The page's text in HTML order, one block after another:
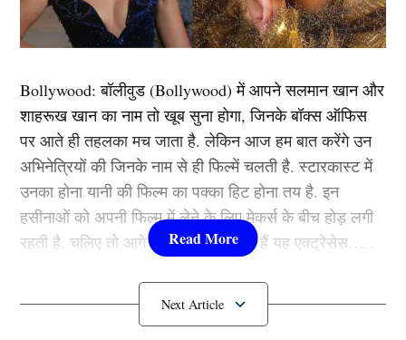
आपको बताते चलें कि इसी मैच का एक वीडियो सोशल मीडिया पर
वायरल हो रहा है। जिसमें रॉयल्स के फील्डर ने स्पिनर गेंदबाज
युजवेंद्र चहल (Yuzvendra Chahal) की गेंद पर मिसफिल्डिंग
कर दी। जिस पर चहल का गुस्सा फूट पड़ा और वो उधर ही
तिलमिला गए। इसी कड़ी में युजवेंद्र उस फिल्डर को गंदी-गंदी
गालियां देते हुए भी कैमरे में कैद हो गए।
युजवेंद्र चहल (Yuzvendra Chahal) की तिलमिलाहट का
अंदाजा आप वायरल वीडियो को देख कर भी लगा सकते है। वहीं
अवगत करवाते चलें कि यह दृश्य लखनऊ की पारी के सातवें ओवर
के दौरान की है। इस दौरान राजस्थान रॉयल्स के सबसे बेहतरीन
गेंदबाज युजवेंद्र चहल बॉलिंग कर रहे थे। वहीं क्रीज पर उनके
सामने लखनऊ के कप्तान केएल राहुल डट कर खड़े थे।
Bollywood:बॉलीवुड (Bollywood)में आपने सलमान खान और
शाहरूख खान का नाम तो खूब सुना होगा, जिनके बॉक्स ऑफिस
पर आते ही तहलका मच जाता है. लेकिन आज हम बात करेंगे उन
अभिनेत्रियों की जिनके नाम से ही फिल्में चलती है. स्टारकास्ट में
उनका होना यानी की फिल्म का पक्का हिट होना तय है. इन
हसीनाओं को अपनी फिल्म में लेने के लिए मेकर्स के बीच होड़ लगी
रहती है. चलिए तो आगे जानते हैं कौन-कौन हैं यह एक्ट्रेसेस…..
कौन हैंBollywood की यह हसीनाएं?